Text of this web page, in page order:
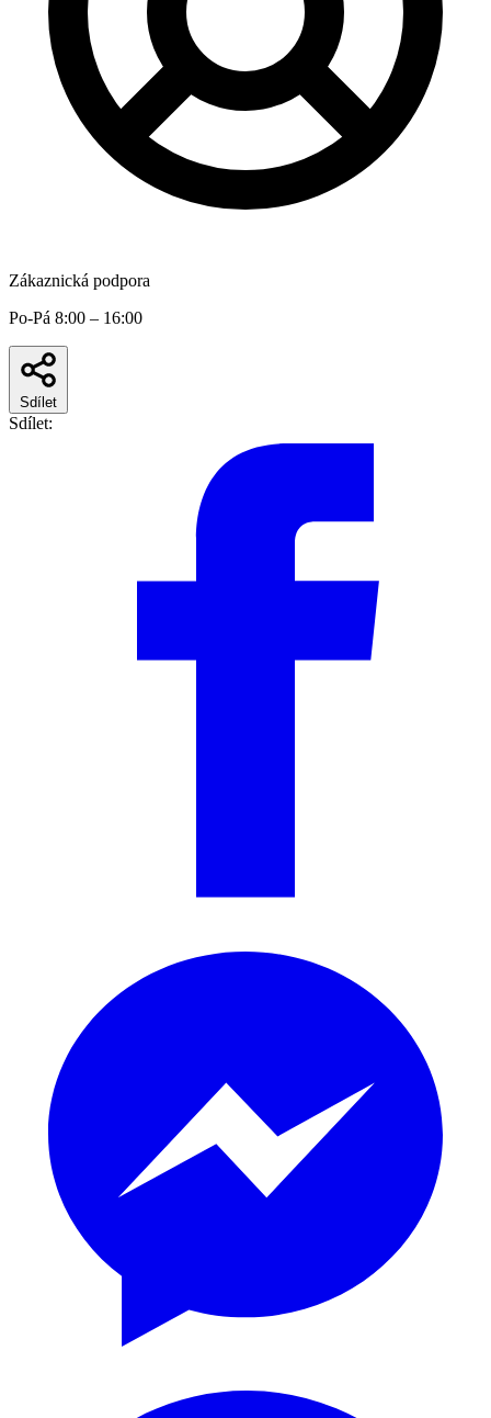
Zákaznická podpora
Po-Pá 8:00 – 16:00
Sdílet
Sdílet: